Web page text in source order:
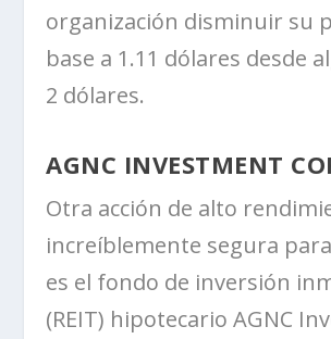
organización disminuir su
base a 1.11 dólares desde
2 dólares.
AGNC INVESTMENT
Otra acción de alto
increíblemente segura
es el fondo de inversión
(REIT) hipotecario AGNC